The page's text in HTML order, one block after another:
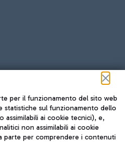
per il funzionamento del sito web
sul funzionamento dello
assimilabili ai cookie tecnici), e,
non assimilabili ai cookie
parte per comprendere i contenuti